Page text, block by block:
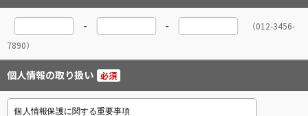
- -
（012-3456-
7890）
個人情報の取り扱い 必須